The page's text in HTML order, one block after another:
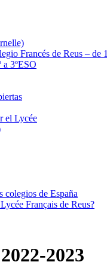
Francés de Reus – de
a 3ºESO
el Lycée
colegios de España
Français de Reus?
2023